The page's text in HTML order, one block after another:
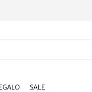
SALE